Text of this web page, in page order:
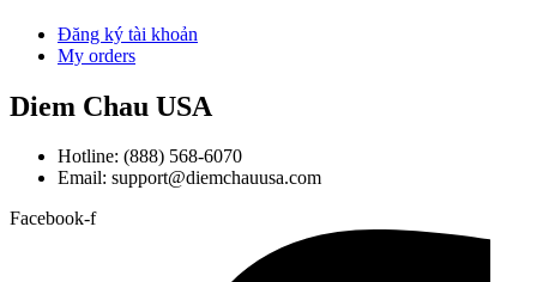
Đăng ký tài khoản
My orders
Diem Chau USA
Hotline: (888) 568-6070
Email: support@diemchauusa.com
Facebook-f